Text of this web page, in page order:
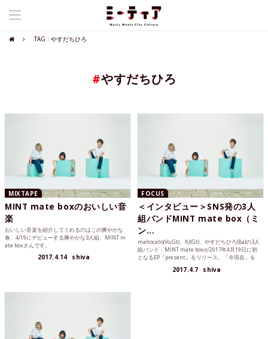
TAG : やすだちひろ
#やすだちひろ
MIXTAPE
MINT mate boxのおいしい音
楽
おいしい音楽を紹介してくれるのはこの爽やかな
春、4/19にデビューする爽やかな3人組、MINT m
ate boxさんです。
2017.4.14 shiva
FOCUS
＜インタビュー＞SNS発の3人
組バンドMINT mate box（ミ
ン...
mahocato(Vo,Gt)、KJ(Gt)、やすだちひろ(Ba)の3人
組バンド・MINT mate boxが2017年4月19日に初
となるEP『present』をリリース。「今現在」を
2017.4.7 shiva